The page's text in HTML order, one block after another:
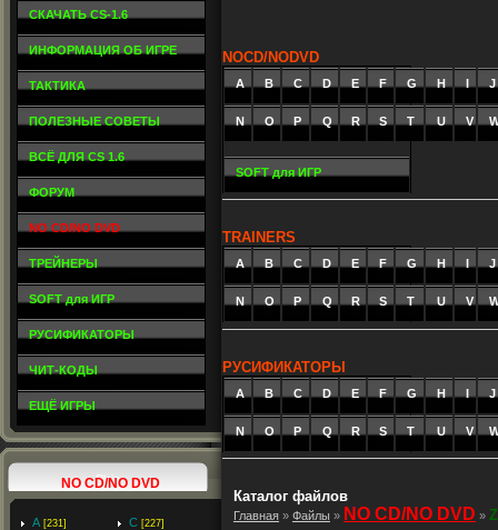
СКАЧАТЬ CS-1.6
ИНФОРМАЦИЯ ОБ ИГРЕ
ТАКТИКА
ПОЛЕЗНЫЕ СОВЕТЫ
ВСЁ ДЛЯ CS 1.6
ФОРУМ
NO CD/NO DVD
ТРЕЙНЕРЫ
SOFT для ИГР
РУСИФИКАТОРЫ
ЧИТ-КОДЫ
ЕЩЁ ИГРЫ
NO CD/NO DVD
A [231] C [227]
NOCD/NODVD
A B C D E F G H I J
N O P Q R S T U V
SOFT для ИГР
TRAINERS
A B C D E F G H J
N O P Q R S T U V
РУСИФИКАТОРЫ
A B C D E F G H I J
N O P Q R S T U V
Каталог файлов
Главная » Файлы » NO CD/NO DVD » Z